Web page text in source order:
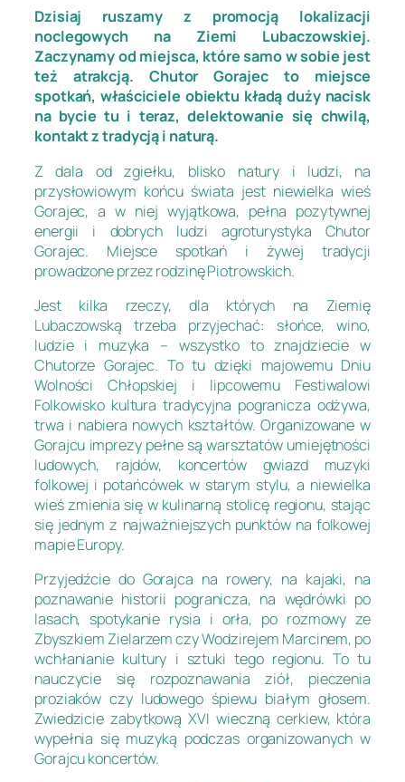
Dzisiaj ruszamy z promocją lokalizacji
noclegowych na Ziemi Lubaczowskiej.
Zaczynamy od miejsca, które samo w sobie jest
też atrakcją. Chutor Gorajec to miejsce
spotkań, właściciele obiektu kładą duży nacisk
na bycie tu i teraz, delektowanie się chwilą,
kontakt z tradycją i naturą.
Z dala od zgiełku, blisko natury i ludzi, na
przysłowiowym końcu świata jest niewielka wieś
Gorajec, a w niej wyjątkowa, pełna pozytywnej
energii i dobrych ludzi agroturystyka Chutor
Gorajec. Miejsce spotkań i żywej tradycji
prowadzone przez rodzinę Piotrowskich.
Jest kilka rzeczy, dla których na Ziemię
Lubaczowską trzeba przyjechać: słońce, wino,
ludzie i muzyka – wszystko to znajdziecie w
Chutorze Gorajec. To tu dzięki majowemu Dniu
Wolności Chłopskiej i lipcowemu Festiwalowi
Folkowisko kultura tradycyjna pogranicza odżywa,
trwa i nabiera nowych kształtów. Organizowane w
Gorajcu imprezy pełne są warsztatów umiejętności
ludowych, rajdów, koncertów gwiazd muzyki
folkowej i potańcówek w starym stylu, a niewielka
wieś zmienia się w kulinarną stolicę regionu, stając
się jednym z najważniejszych punktów na folkowej
mapie Europy.
Przyjedźcie do Gorajca na rowery, na kajaki, na
poznawanie historii pogranicza, na wędrówki po
lasach, spotykanie rysia i orła, po rozmowy ze
Zbyszkiem Zielarzem czy Wodzirejem Marcinem, po
wchłanianie kultury i sztuki tego regionu. To tu
nauczycie się rozpoznawania ziół, pieczenia
proziaków czy ludowego śpiewu białym głosem.
Zwiedzicie zabytkową XVI wieczną cerkiew, która
wypełnia się muzyką podczas organizowanych w
Gorajcu koncertów.